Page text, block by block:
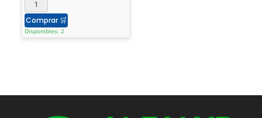
Comprar 🛒
Disponibles: 2